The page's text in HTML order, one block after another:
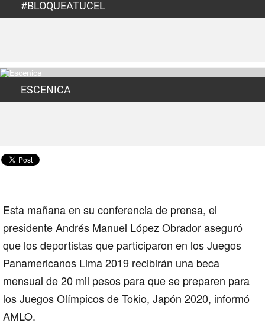
#BLOQUEATUCEL
ESCENICA
Esta mañana en su conferencia de prensa, el
presidente Andrés Manuel López Obrador aseguró
que los deportistas que participaron en los Juegos
Panamericanos Lima 2019 recibirán una beca
mensual de 20 mil pesos para que se preparen para
los Juegos Olímpicos de Tokio, Japón 2020, informó
AMLO.